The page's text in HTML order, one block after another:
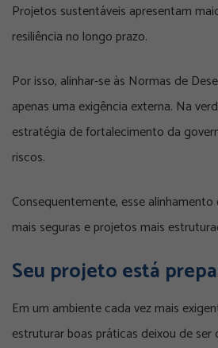
Projetos sustentáveis apresentam
resiliência no longo prazo.
Por isso, alinhar-se às Normas de
apenas uma exigência externa. Na
estratégia de fortalecimento da
riscos.
Consequentemente, esse
mais seguras e projetos mais
Seu projeto está
Em um ambiente cada vez mais
estruturar boas práticas deixou de ser